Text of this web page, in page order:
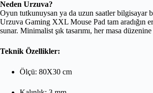
Neden Urzuva?
Oyun tutkunuysan ya da uzun saatler bilgisayar
Urzuva Gaming XXL Mouse Pad tam aradığın
sunar. Minimalist şık tasarımı, her masa
Teknik Özellikler:
Ölçü: 80X30 cm